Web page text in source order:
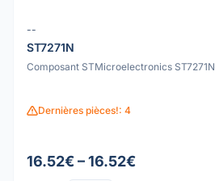
--
ST7271N
Composant STMicroelectronics ST7271N
Dernières pièces!: 4
16.52€ – 16.52€